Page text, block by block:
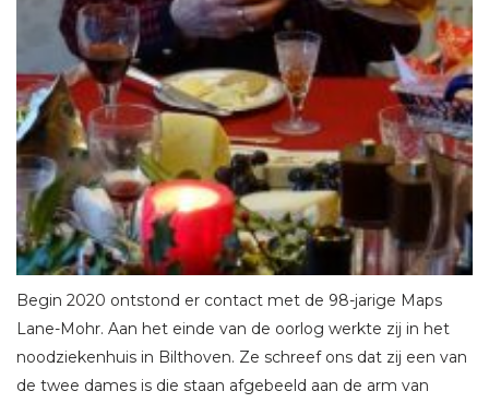
Begin 2020 ontstond er contact met de 98-jarige Maps
Lane-Mohr. Aan het einde van de oorlog werkte zij in het
noodziekenhuis in Bilthoven. Ze schreef ons dat zij een van
de twee dames is die staan afgebeeld aan de arm van